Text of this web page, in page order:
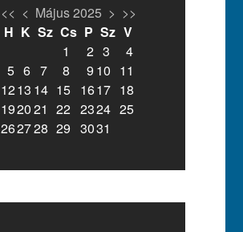
<< < Május 2025 > >>
H K Sz Cs P Sz V
1
2 3
4
5 6 7 8 9 10 11
1213 14 15 1617 18
192021 22 2324 25
262728 29 3031